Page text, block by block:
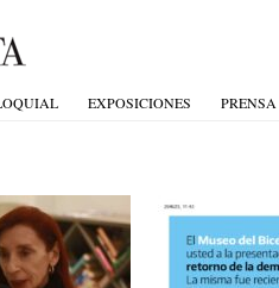
EXPOSICIONES PRENSA